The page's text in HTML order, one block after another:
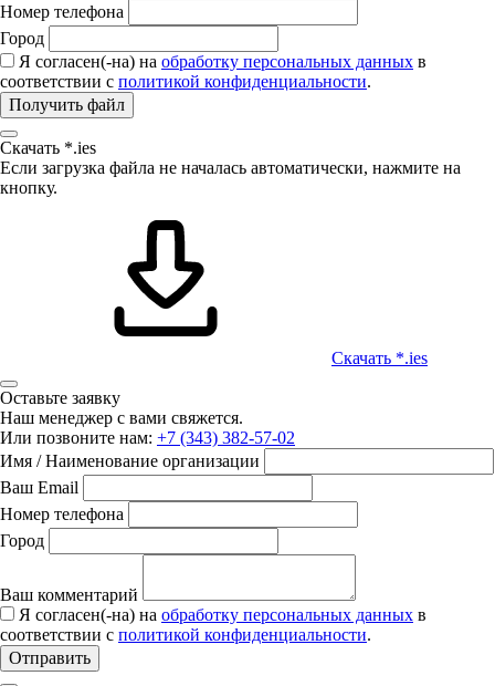
Номер телефона
Город
Я согласен(-на) на обработку персональных данных в
соответствии с политикой конфиденциальности.
Получить файл
Скачать *.ies
Если загрузка файла не началась автоматически, нажмите на
кнопку.
Скачать *.ies
Оставьте заявку
Наш менеджер с вами свяжется.
Или позвоните нам: +7 (343) 382-57-02
Имя / Наименование организации
Ваш Email
Номер телефона
Город
Ваш комментарий
Я согласен(-на) на обработку персональных данных в
соответствии с политикой конфиденциальности.
Отправить